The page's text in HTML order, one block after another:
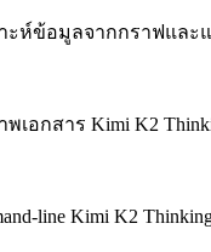
ะห์ข้อมูลจากกราฟและ
เอกสาร Kimi K2
line Kimi K2